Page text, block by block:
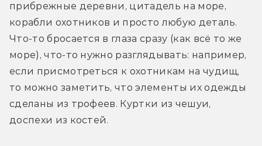
прибрежные деревни, цитадель на море,
корабли охотников и просто любую деталь.
Что-то бросается в глаза сразу (как всё то же
море), что-то нужно разглядывать: например,
если присмотреться к охотникам на чудищ,
то можно заметить, что элементы их одежды
сделаны из трофеев. Куртки из чешуи,
доспехи из костей.